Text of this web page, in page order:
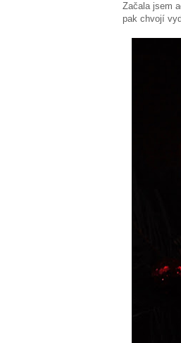
Začala jsem
pak chvojí